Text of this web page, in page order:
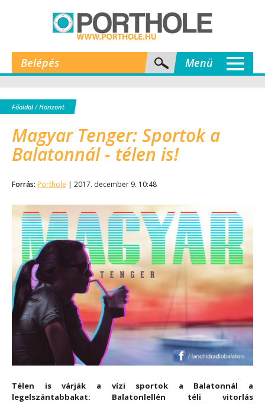
Belépés Menü
Főoldal/Horizont
Magyar Tenger: Sportok a
Balatonnál - télen is!
Forrás: Porthole | 2017. december 9. 10:48
Télen is várják a vízi sportok a Balatonnál a
legelszántabbakat: Balatonlellén téli vitorlás